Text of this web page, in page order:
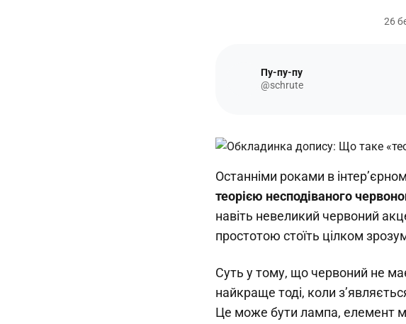
26
Пу-пу-пу
@schrute
Останніми роками в
теорією несподіваного
навіть невеликий червоний
простотою стоїть цілком
Суть у тому, що червоний не
найкраще тоді, коли
Це може бути лампа, елемент